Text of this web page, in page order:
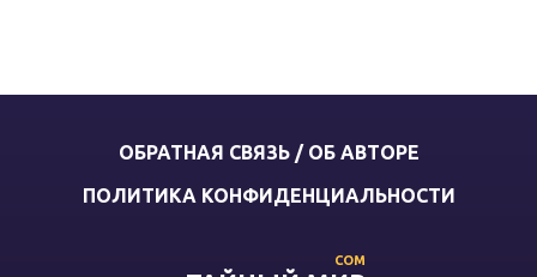
ОБРАТНАЯ СВЯЗЬ / ОБ АВТОРЕ
ПОЛИТИКА КОНФИДЕНЦИАЛЬНОСТИ
COM